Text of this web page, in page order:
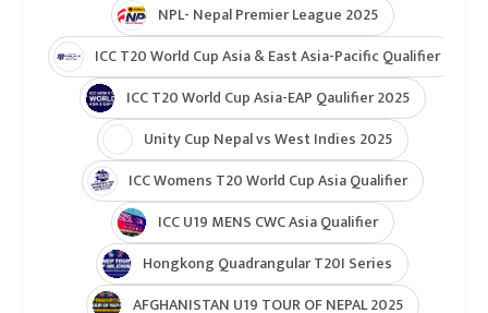
NPL- Nepal Premier League 2025
ICC T20 World Cup Asia & East Asia-Pacific Qualifier
ICC T20 World Cup Asia-EAP Qaulifier 2025
Unity Cup Nepal vs West Indies 2025
ICC Womens T20 World Cup Asia Qualifier
ICC U19 MENS CWC Asia Qualifier
Hongkong Quadrangular T20I Series
AFGHANISTAN U19 TOUR OF NEPAL 2025